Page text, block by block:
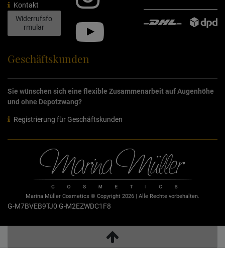
Kontakt
Widerrufsfo
rmular
Geschäftskunden
Sie wünschen sich eine flexible Zusammenarbeit auf Augenhöhe
und ohne Depotzwang?
Registrierung für Geschäftskunden
Marina Müller Cosmetics © Copyright 2026 | Alle Rechte vorbehalten.
G-M7BVEB9TJ0 G-M2EZWDC1F8